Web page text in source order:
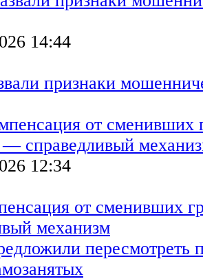
14:44
признаки
12:34
от сменивших
механизм